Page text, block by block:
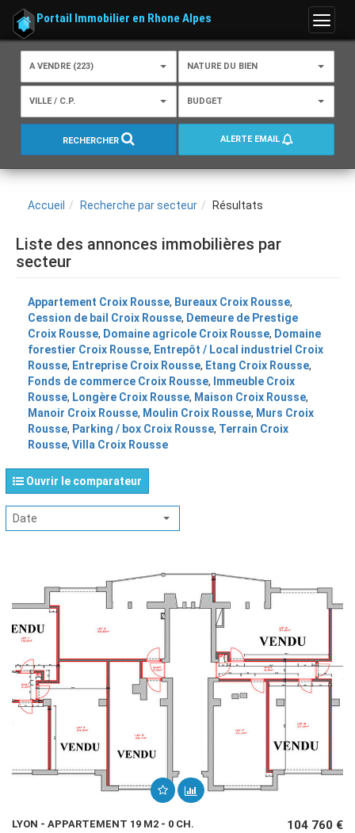
Menu
Portail Immobilier en Rhone Alpes
A VENDRE (223) NATURE DU BIEN
VILLE / C.P. BUDGET
RECHERCHER ALERTE EMAIL
Accueil Recherche par secteur Résultats
Liste des annonces immobilières par
secteur
Appartement Croix Rousse, Bureaux Croix Rousse,
Cession de bail Croix Rousse, Demeure de Prestige
Croix Rousse, Domaine agricole Croix Rousse, Domaine
forestier Croix Rousse, Entrepôt / Local industriel Croix
Rousse, Entreprise Croix Rousse, Etang Croix Rousse,
Fonds de commerce Croix Rousse, Immeuble Croix
Rousse, Longère Croix Rousse, Maison Croix Rousse,
Manoir Croix Rousse, Moulin Croix Rousse, Murs Croix
Rousse, Parking / box Croix Rousse, Terrain Croix
Rousse, Villa Croix Rousse
Ouvrir le comparateur
Date
LYON - APPARTEMENT 19 M2 - 0 CH. 104 760 €